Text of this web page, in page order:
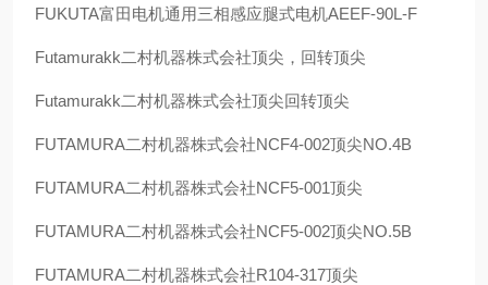
FUKUTA富田电机通用三相感应腿式电机AEEF-90L-F
Futamurakk二村机器株式会社顶尖，回转顶尖
Futamurakk二村机器株式会社顶尖回转顶尖
FUTAMURA二村机器株式会社NCF4-002顶尖NO.4B
FUTAMURA二村机器株式会社NCF5-001顶尖
FUTAMURA二村机器株式会社NCF5-002顶尖NO.5B
FUTAMURA二村机器株式会社R104-317顶尖